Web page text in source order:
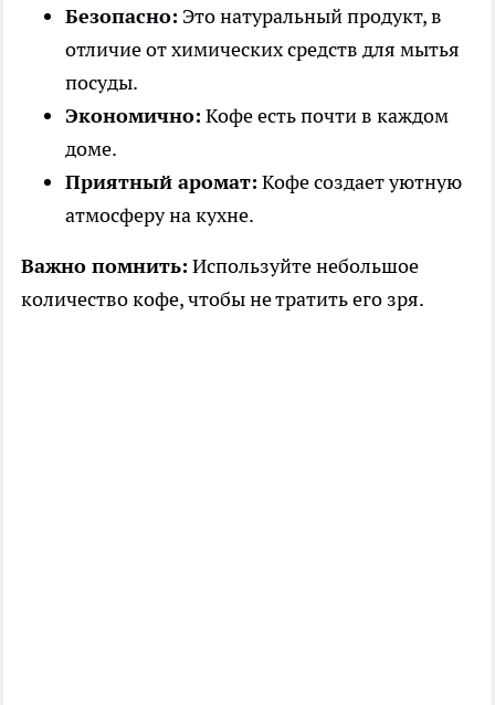
Безопасно: Это натуральный продукт, в
отличие от химических средств для мытья
посуды.
Экономично: Кофе есть почти в каждом
доме.
Приятный аромат: Кофе создает уютную
атмосферу на кухне.
Важно помнить: Используйте небольшое
количество кофе, чтобы не тратить его зря.